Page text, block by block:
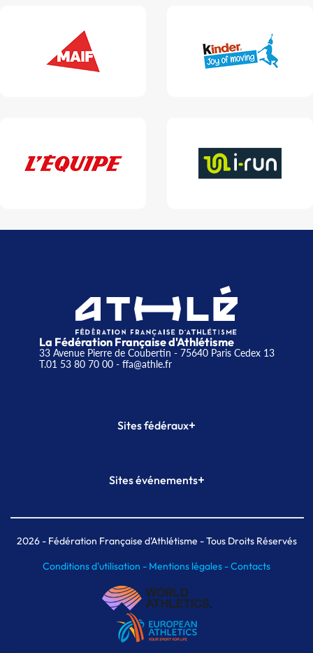
La Fédération Française d'Athlétisme
33 Avenue Pierre de Coubertin - 75640 Paris Cedex 13
T.01 53 80 70 00- ffa@athle.fr
Sites fédéraux+
Plateforme Formation
Sites événements+
Meeting de Paris indoor
MAIF Ekiden de Paris
2026- Fédération Française d'Athlétisme - Tous Droits Réservés
Conditions d'utilisation - Mentions légales -Contacts